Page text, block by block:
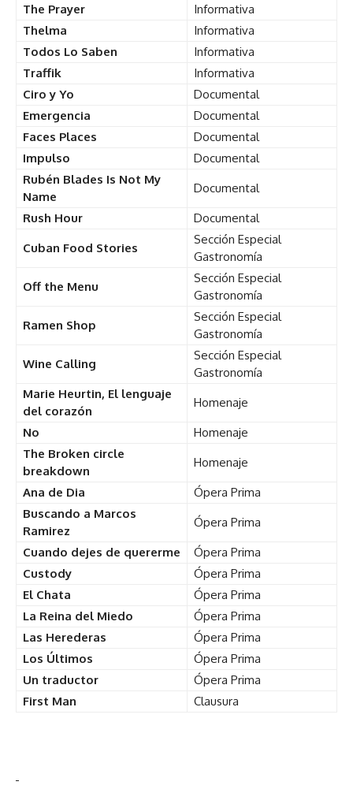
The Prayer
Informativa
Thelma
Informativa
Todos Lo Saben
Informativa
Traffik
Informativa
Ciro y Yo
Documental
Emergencia
Documental
Faces Places
Documental
Impulso
Documental
Rubén Blades Is Not My
Name
Documental
Rush Hour
Documental
Cuban Food Stories
Sección Especial
Gastronomía
Off the Menu
Sección Especial
Gastronomía
Ramen Shop
Sección Especial
Gastronomía
Wine Calling
Sección Especial
Gastronomía
Marie Heurtin, El lenguaje
del corazón
Homenaje
No
Homenaje
The Broken circle
breakdown
Homenaje
Ana de Dia
Ópera Prima
Buscando a Marcos
Ramirez
Ópera Prima
Cuando dejes de quererme
Ópera Prima
Custody
Ópera Prima
El Chata
Ópera Prima
La Reina del Miedo
Ópera Prima
Las Herederas
Ópera Prima
Los Últimos
Ópera Prima
Un traductor
Ópera Prima
First Man
Clausura